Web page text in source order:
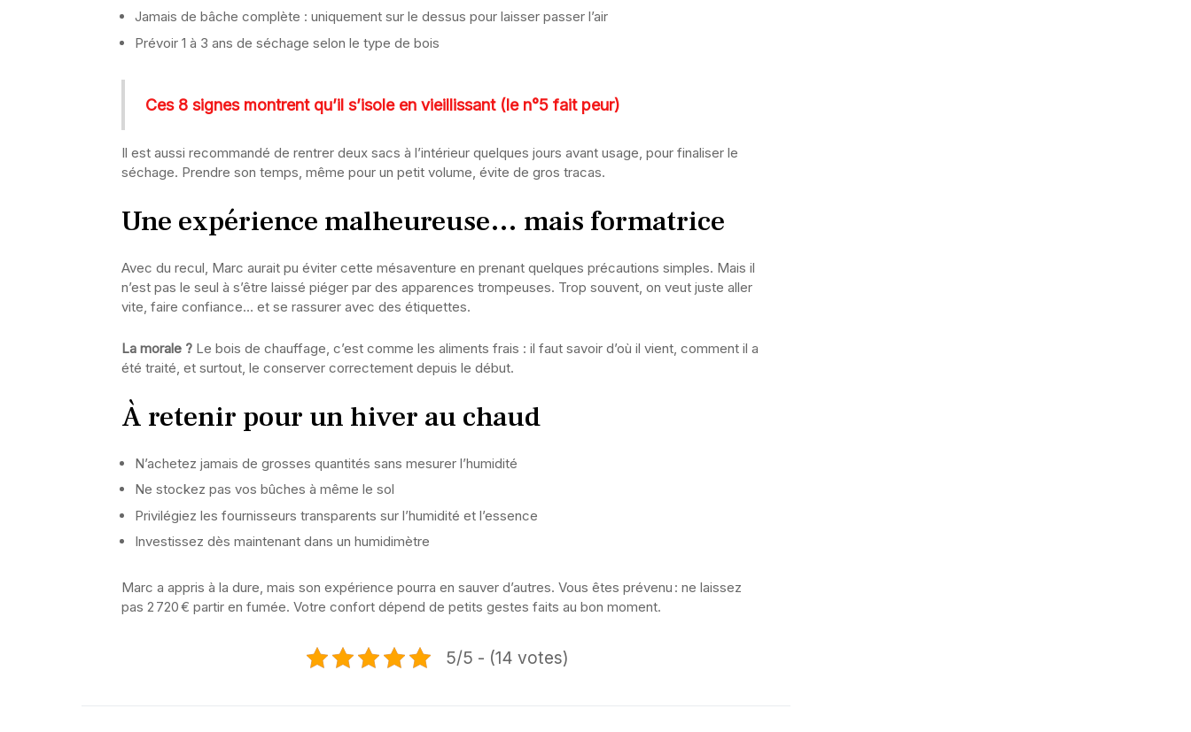
Jamais de bâche complète : uniquement sur le dessus pour laisser passer l’air
Prévoir 1 à 3 ans de séchage selon le type de bois
Ces 8 signes montrent qu’il s’isole en vieillissant (le n°5 fait peur)
Il est aussi recommandé de rentrer deux sacs à l’intérieur quelques jours avant usage, pour finaliser le
séchage. Prendre son temps, même pour un petit volume, évite de gros tracas.
Une expérience malheureuse… mais formatrice
Avec du recul, Marc aurait pu éviter cette mésaventure en prenant quelques précautions simples. Mais il
n’est pas le seul à s’être laissé piéger par des apparences trompeuses. Trop souvent, on veut juste aller
vite, faire confiance… et se rassurer avec des étiquettes.
La morale ? Le bois de chauffage, c’est comme les aliments frais : il faut savoir d’où il vient, comment il a
été traité, et surtout, le conserver correctement depuis le début.
À retenir pour un hiver au chaud
N’achetez jamais de grosses quantités sans mesurer l’humidité
Ne stockez pas vos bûches à même le sol
Privilégiez les fournisseurs transparents sur l’humidité et l’essence
Investissez dès maintenant dans un humidimètre
Marc a appris à la dure, mais son expérience pourra en sauver d’autres. Vous êtes prévenu : ne laissez
pas 2 720 € partir en fumée. Votre confort dépend de petits gestes faits au bon moment.
5/5 - (14 votes)